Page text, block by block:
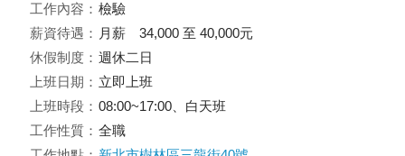
工作內容： 檢驗
薪資待遇： 月薪 34,000 至 40,000元
休假制度： 週休二日
上班日期： 立即上班
上班時段： 08:00~17:00、白天班
工作性質： 全職